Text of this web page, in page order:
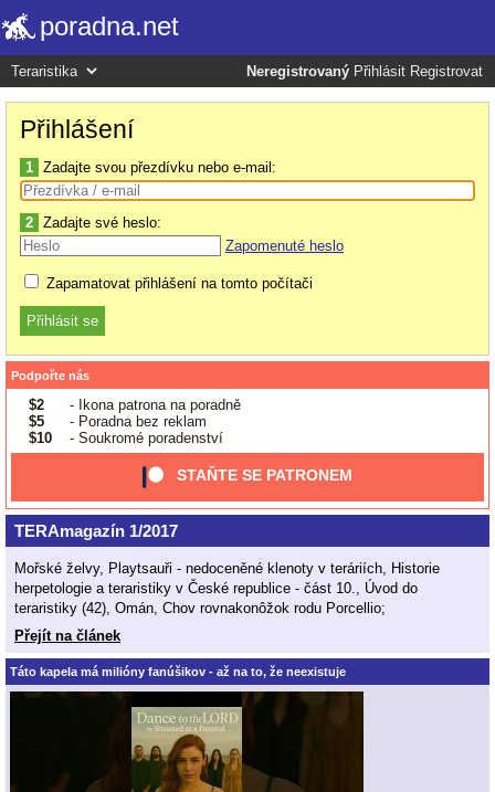
poradna.net
Neregistrovaný Přihlásit Registrovat
Přihlášení
1 Zadajte svou přezdívku nebo e-mail:
2 Zadajte své heslo:
Zapomenuté heslo
Zapamatovat přihlášení na tomto počítači
Podpořte nás
$2
- Ikona patrona na poradně
$5
- Poradna bez reklam
$10
- Soukromé poradenství
STAŇTE SE PATRONEM
TERAmagazín 1/2017
Mořské želvy, Playtsauři - nedoceněné klenoty v teráriích, Historie
herpetologie a teraristiky v České republice - část 10., Úvod do
teraristiky (42), Omán, Chov rovnakonôžok rodu Porcellio;
Přejít na článek
Táto kapela má milióny fanúšikov - až na to, že neexistuje